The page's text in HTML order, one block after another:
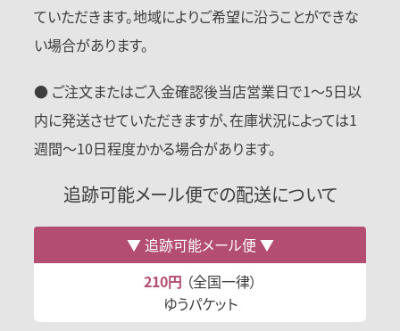
ていただきます。地域によりご希望に沿うことができな
い場合があります。
● ご注文またはご入金確認後当店営業日で1〜5日以
内に発送させていただきますが、在庫状況によっては1
週間〜10日程度かかる場合があります。
追跡可能メール便での配送について
追跡可能メール便
210円 （全国一律）
ゆうパケット